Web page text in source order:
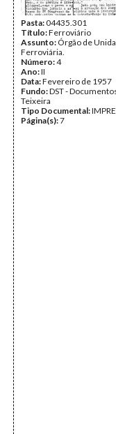
Pasta:04435.301
Título:Ferroviário
Assunto: Órgão de
Ferroviária.
Número:4
Ano:II
Data:Fevereiro de 1957
Fundo:DST -
Teixeira
Tipo Documental:
Página(s):7